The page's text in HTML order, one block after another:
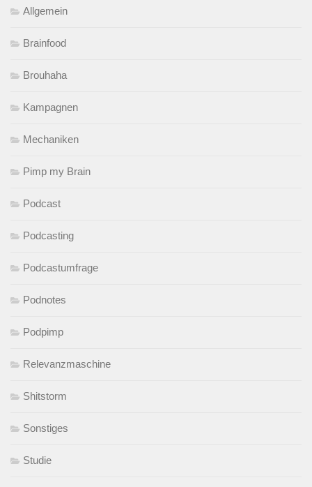
Allgemein
Brainfood
Brouhaha
Kampagnen
Mechaniken
Pimp my Brain
Podcast
Podcasting
Podcastumfrage
Podnotes
Podpimp
Relevanzmaschine
Shitstorm
Sonstiges
Studie